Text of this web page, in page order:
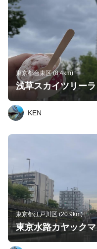
東京都台東区 (8.4km)
浅草スカイツリー
KEN
東京都江戸川区 (20.9km)
東京水路カヤック